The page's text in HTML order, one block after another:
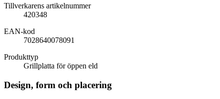
Tillverkarens artikelnummer
420348
EAN-kod
7028640078091
Produkttyp
Grillplatta för öppen eld
Design, form och placering